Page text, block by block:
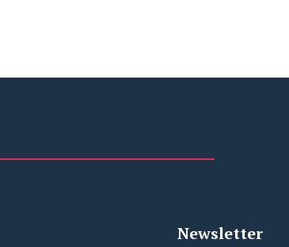
Newsletter